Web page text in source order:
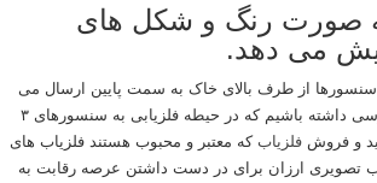
صورت رنگ و شکل های
می دهد.
از طرف بالای خاک به سمت پایین ارسال می
شود . ما می توانیم تنها به یک بعد از تصویر هدف دسترسی داشته باشیم که در حیطه فلزیابی به سنسورهای ۳
و فروش فلزیاب که معتبر و محبوب هستند فلزیاب های
تصویری ارزان برای در دست داشتن عرصه رقابت به